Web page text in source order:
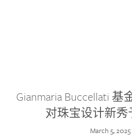
Gianmaria Buccellati 基
对珠宝设计新秀
March 5, 2025